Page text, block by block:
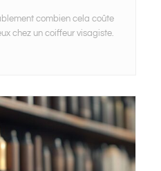
combien cela coûte
chez un coiffeur visagiste.